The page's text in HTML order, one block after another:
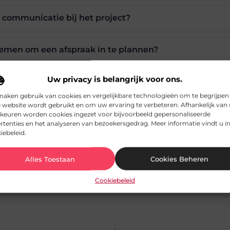
Uw privacy is belangrijk voor ons.
gebruik van cookies en vergelijkbare technologieën om te
website wordt gebruikt en om uw ervaring te verbeteren. Afhankelijk van
worden cookies ingezet voor bijvoorbeeld gepersonaliseerde
en het analyseren van bezoekersgedrag. Meer informatie vindt u
Alles Toestaan Cookies Beheren
Cookiebeleid
communicatie bij het project?
om een afspraak in te plannen?
Pinterest LinkedIn
dat zich richt op het zorgvuldig